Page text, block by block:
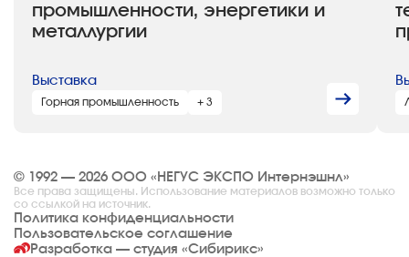
промышленности, энергетики и
металлургии
Выставка
Горная промышленность + 3
© 1992 — 2026 ООО «НЕГУС ЭКСПО Интернэшнл»
Все права защищены. Использование материалов возможно только
со ссылкой на источник.
Политика конфиденциальности
Пользовательское соглашение
Разработка — студия «Сибирикс»